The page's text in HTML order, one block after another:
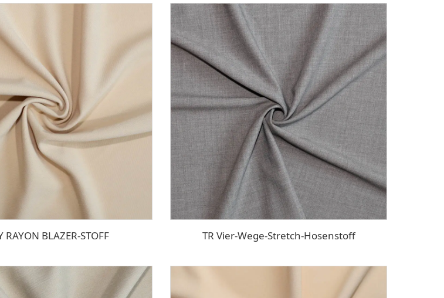
RAYON BLAZER-STOFF TR Vier-Wege-Stretch-Hosenstoff